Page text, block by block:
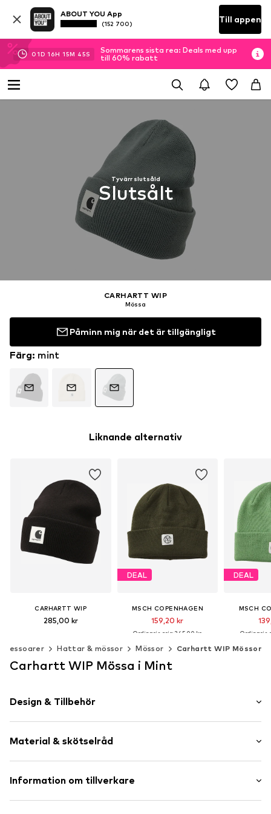
ABOUT YOU App
(152 700) Till appen
01D 16H 15M 45S
Sommarens sista rea: Deals med upp
till 60% rabatt
Tyvärr slutsåld
Slutsålt
CARHARTT WIP
Mössa
Påminn mig när det är tillgängligt
Färg: mint
Liknande alternativ
CARHARTT WIP
285,00 kr
Lägg till i varukorgen
DEAL
MSCH COPENHAGEN
159,20 kr
Ordinarie pris: 345,00 kr
DEAL
MSCH
Ordinarie
Hattar & mössor Mössor Carhartt WIP Mössor
Carhartt WIP Mössa i Mint
Design & Tillbehör
Stickat
Uppvikt fåll
Label Patch/Label Flag
Material & skötselråd
Material: 100% Akryl - PC
Information om tillverkare